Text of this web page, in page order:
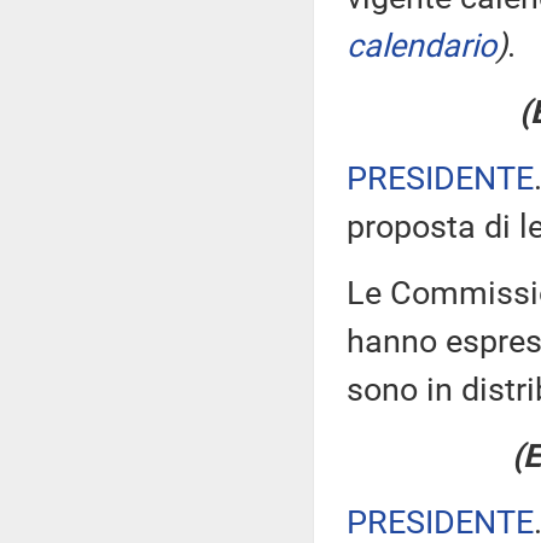
calendario).
PRESIDENTE
proposta di
Le
hanno
sono in
PRESIDENTE